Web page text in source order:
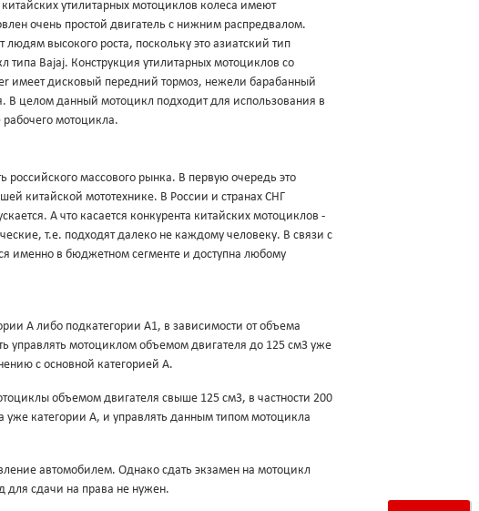
утилитарных мотоциклов колеса имеют
очень простой двигатель с нижним распредвалом.
высокого роста, поскольку это азиатский тип
Bajaj. Конструкция утилитарных мотоциклов со
имеет дисковый передний тормоз, нежели барабанный
В целом данный мотоцикл подходит для использования в
мотоцикла.
массового рынка. В первую очередь это
китайской мототехнике. В России и странах СНГ
А что касается конкурента китайских мотоциклов -
т.е. подходят далеко не каждому человеку. В связи с
именно в бюджетном сегменте и доступна любому
A либо подкатегории A1, в зависимости от объема
управлять мотоциклом объемом двигателя до 125 см3 уже
с основной категорией A.
объемом двигателя свыше 125 см3, в частности 200
категории A, и управлять данным типом мотоцикла
автомобилем. Однако сдать экзамен на мотоцикл
для сдачи на права не нужен.